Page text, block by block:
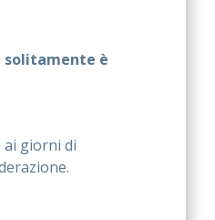
solitamente è
giorni di